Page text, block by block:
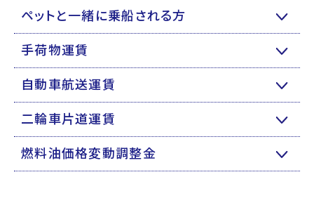
ペットと一緒に乗船される方
手荷物運賃
自動車航送運賃
二輪車片道運賃
燃料油価格変動調整金